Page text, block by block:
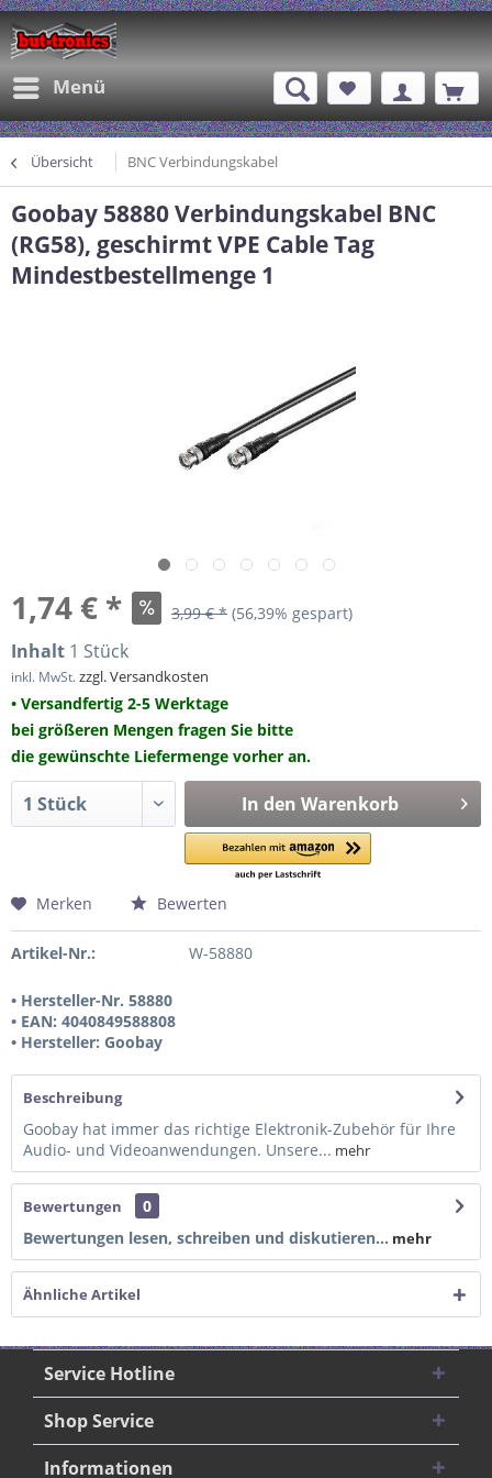
Menü
Übersicht BNC Verbindungskabel
Goobay 58880 Verbindungskabel BNC
(RG58), geschirmt VPE Cable Tag
Mindestbestellmenge 1
1,74 € * 3,99 € * (56,39% gespart)
Inhalt 1 Stück
inkl. MwSt.zzgl. Versandkosten
• Versandfertig 2-5 Werktage
bei größeren Mengen fragen Sie bitte
die gewünschte Liefermenge vorher an.
In den Warenkorb
Merken Bewerten
Artikel-Nr.: W-58880
• Hersteller-Nr. 58880
• EAN: 4040849588808
• Hersteller: Goobay
Beschreibung
Goobay hat immer das richtige Elektronik-Zubehör für Ihre
Audio- und Videoanwendungen. Unsere... mehr
Bewertungen
0
Bewertungen lesen, schreiben und diskutieren... mehr
Ähnliche Artikel
Service Hotline
Shop Service
Informationen